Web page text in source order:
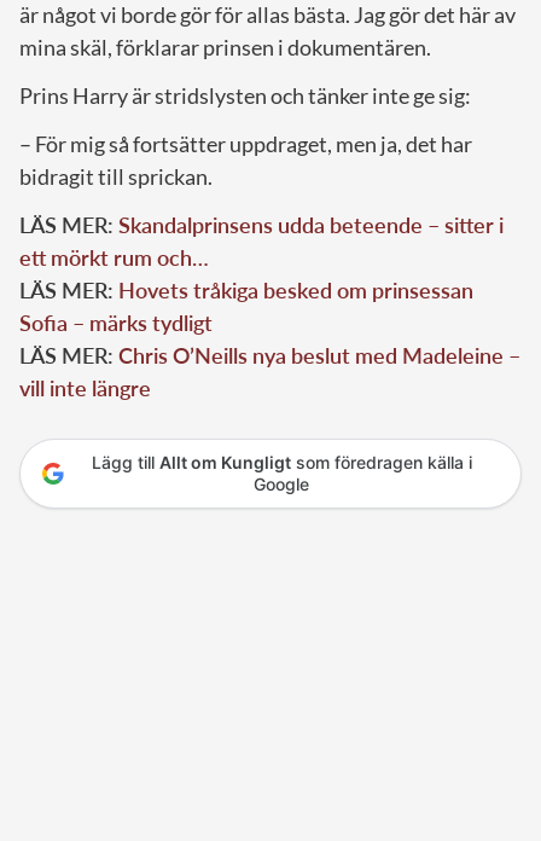
är något vi borde gör för allas bästa. Jag gör det här av
mina skäl, förklarar prinsen i dokumentären.
Prins Harry är stridslysten och tänker inte ge sig:
– För mig så fortsätter uppdraget, men ja, det har
bidragit till sprickan.
LÄS MER: Skandalprinsens udda beteende – sitter i
ett mörkt rum och…
LÄS MER: Hovets tråkiga besked om prinsessan
Sofia – märks tydligt
LÄS MER: Chris O’Neills nya beslut med Madeleine –
vill inte längre
Lägg till Allt om Kungligtsom föredragen källa i
Google